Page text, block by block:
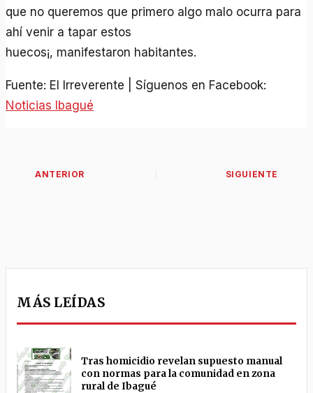
que no queremos que primero algo malo ocurra para
ahí­ venir a tapar estos
huecos¡, manifestaron habitantes.
Fuente: El Irreverente | Síguenos en Facebook:
Noticias Ibagué
MÁS LEÍDAS
Tras homicidio revelan supuesto manual
con normas para la comunidad en zona
rural de Ibagué